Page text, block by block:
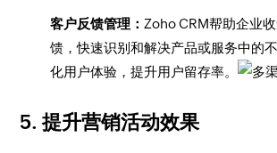
客户反馈管理： Zoho CRM帮助企业
馈，快速识别和解决产品或服务中的
化用户体验，提升用户留存率。
5. 提升营销活动效果